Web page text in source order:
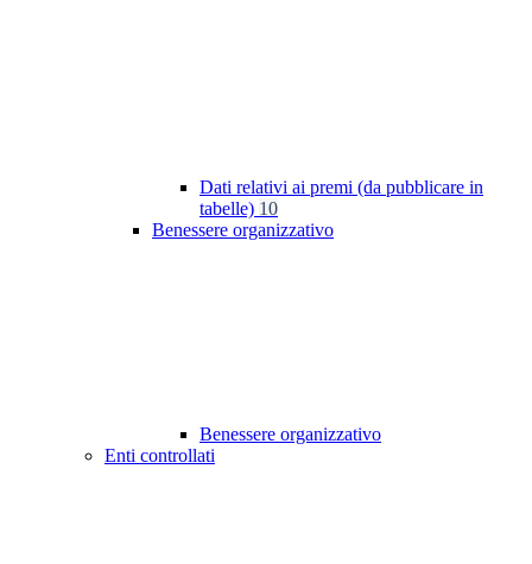
Dati relativi ai premi (da pubblicare in
tabelle) 10
Benessere organizzativo
Benessere organizzativo
Enti controllati